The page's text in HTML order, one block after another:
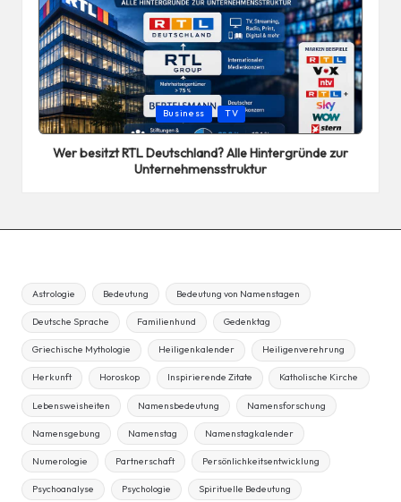
Posted
in
Business TV
Wer besitzt RTL Deutschland? Alle Hintergründe zur
Unternehmensstruktur
Astrologie Bedeutung Bedeutung von Namenstagen
Deutsche Sprache Familienhund Gedenktag
Griechische Mythologie Heiligenkalender Heiligenverehrung
Herkunft Horoskop Inspirierende Zitate Katholische Kirche
Lebensweisheiten Namensbedeutung Namensforschung
Namensgebung Namenstag Namenstagkalender
Numerologie Partnerschaft Persönlichkeitsentwicklung
Psychoanalyse Psychologie Spirituelle Bedeutung